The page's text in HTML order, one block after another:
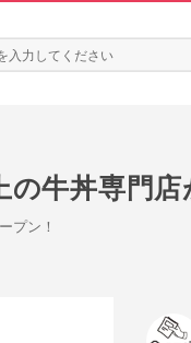
牛丼専門店
プン！